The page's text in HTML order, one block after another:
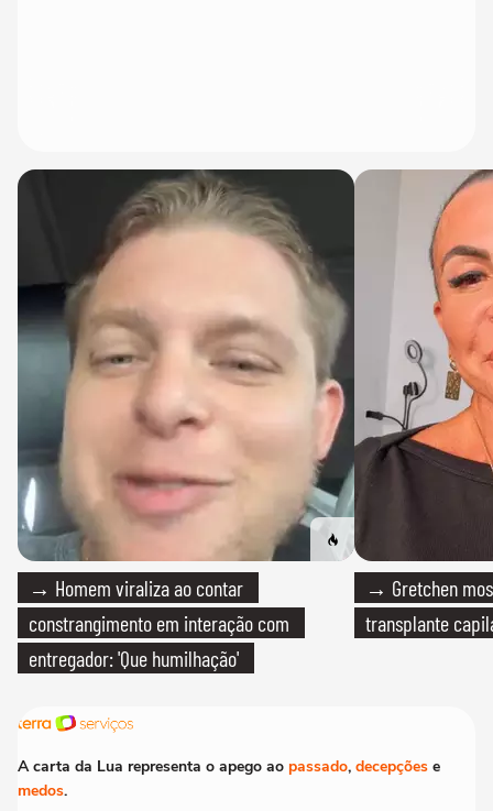
→ Homem viraliza ao contar
constrangimento em interação com
entregador: 'Que humilhação'
→ Gretchen
transplante
A carta da Lua representa o apego ao passado, decepções e
medos.